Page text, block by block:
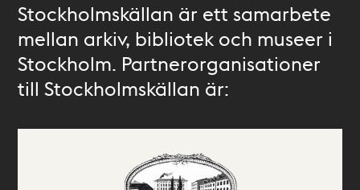
Stockholmskällan är ett samarbete
mellan arkiv, bibliotek och museer i
Stockholm. Partnerorganisationer
till Stockholmskällan är: